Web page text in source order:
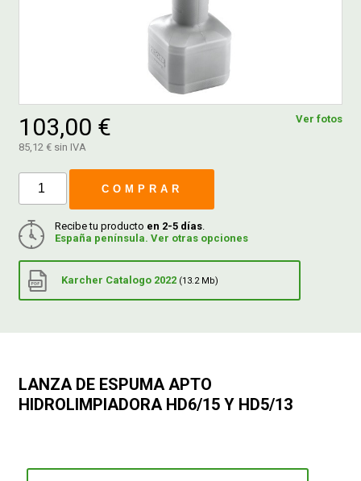
Ver fotos
103,00 €
85,12 € sin IVA
COMPRAR
Recibe tu producto en 2-5 días.
España península. Ver otras opciones
Karcher Catalogo 2022 (13.2 Mb)
LANZA DE ESPUMA APTO
HIDROLIMPIADORA HD6/15 Y HD5/13
CONTACTAR
CATÁLOGOS
GUÍAS
CONDICIONES